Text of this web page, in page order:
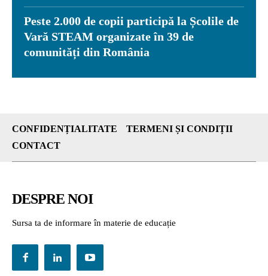
Peste 2.000 de copii participă la Școlile de
Vară STEAM organizate în 39 de
comunități din România
CONFIDENȚIALITATE
TERMENI ȘI CONDIȚII
CONTACT
DESPRE NOI
Sursa ta de informare în materie de educație